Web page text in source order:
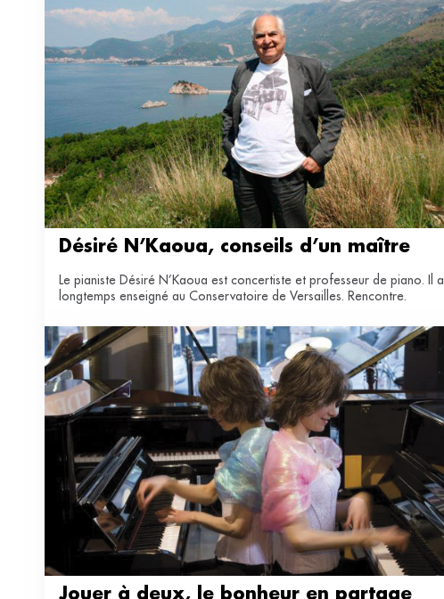
Désiré N’Kaoua, conseils d’un maître
Le pianiste Désiré N’Kaoua est concertiste et professeur de piano. Il a
longtemps enseigné au Conservatoire de Versailles. Rencontre.
Jouer à deux, le bonheur en partage